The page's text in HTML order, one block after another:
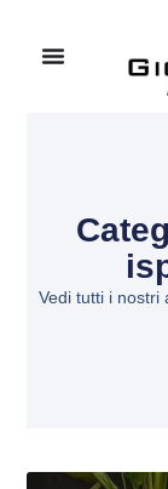
Vedi tutti i nostri